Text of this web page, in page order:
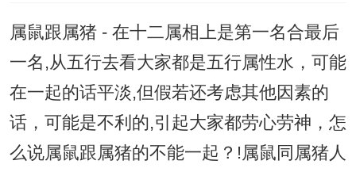
属鼠跟属猪 - 在十二属相上是第一名合最后
一名,从五行去看大家都是五行属性水，可能
在一起的话平淡,但假若还考虑其他因素的
话，可能是不利的,引起大家都劳心劳神，怎
么说属鼠跟属猪的不能一起？!属鼠同属猪人